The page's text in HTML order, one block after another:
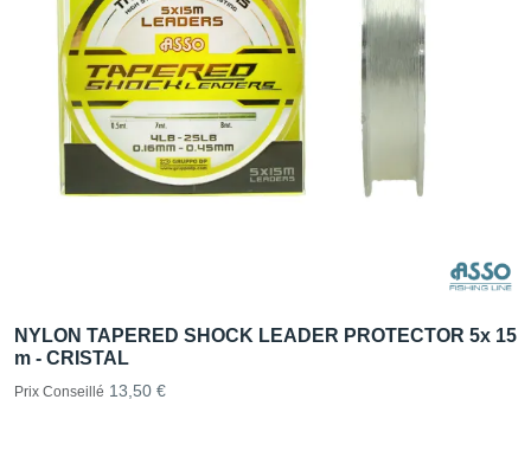
NYLON TAPERED SHOCK LEADER PROTECTOR 5x 15
m - CRISTAL
Prix Conseillé 13,50 €